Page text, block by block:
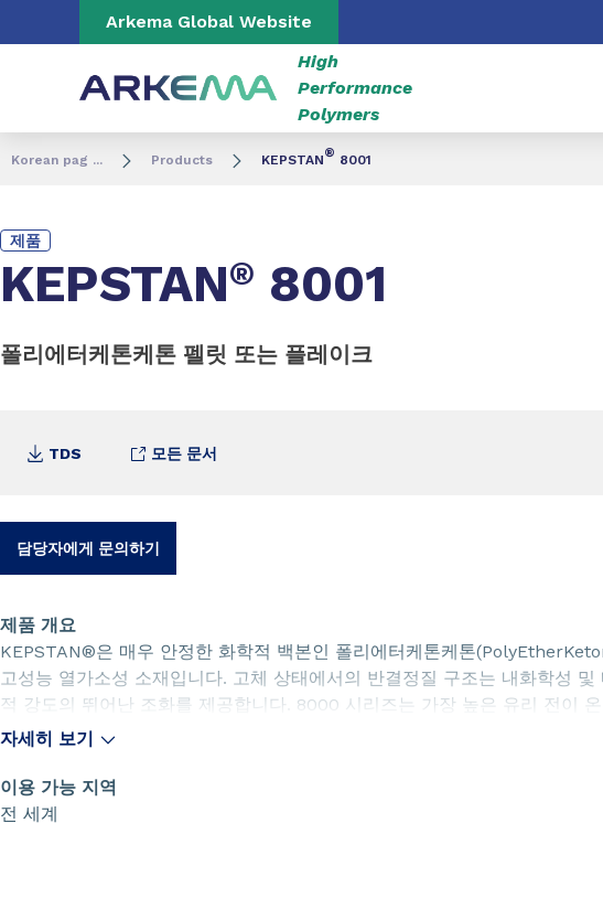
Go to content Go to navigation
Arkema Global Website
High
Performance
Polymers
Korean pag ... Products KEPSTAN® 8001
제품
KEPSTAN® 8001
폴리에터케톤케톤 펠릿 또는 플레이크
TDS 모든 문서
담당자에게 문의하기
제품 개요
KEPSTAN®은 매우 안정한 화학적 백본인 폴리에터케톤케톤
고성능 열가소성 소재입니다. 고체 상태에서의 반결정질 구조는 내화학성
적 강도의 뛰어난 조화를 제공합니다. 8000 시리즈는 가장 높은 유리 전이
제공하여 KEPSTAN® 코폴리머 제품군과 PAEK 수지 중에서 최고의 인장 및
제품군 KEPSTAN® 8002, 플로가 높은 제품군인 KEPSTAN® 8003이 포함
튜브, 필름의 압출, 압출 압축, 압축 성형, 컴파운딩, 두꺼운 혹은 복잡하고 벽
자세히 보기
이용 가능 지역
전 세계